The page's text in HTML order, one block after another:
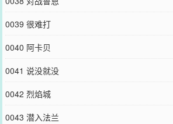
0039 很难打
0040 阿卡贝
0041 说没就没
0042 烈焰城
0043 潜入法兰